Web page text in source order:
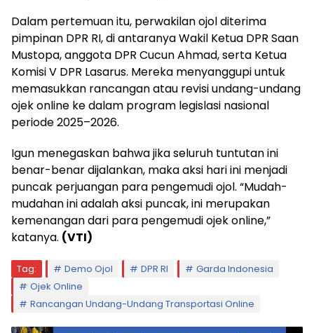
Dalam pertemuan itu, perwakilan ojol diterima
pimpinan DPR RI, di antaranya Wakil Ketua DPR Saan
Mustopa, anggota DPR Cucun Ahmad, serta Ketua
Komisi V DPR Lasarus. Mereka menyanggupi untuk
memasukkan rancangan atau revisi undang-undang
ojek online ke dalam program legislasi nasional
periode 2025–2026.
Igun menegaskan bahwa jika seluruh tuntutan ini
benar-benar dijalankan, maka aksi hari ini menjadi
puncak perjuangan para pengemudi ojol. “Mudah-
mudahan ini adalah aksi puncak, ini merupakan
kemenangan dari para pengemudi ojek online,”
katanya. (VTI)
Tag: Demo Ojol DPR RI
Garda Indonesia
Ojek Online
Rancangan Undang-Undang Transportasi Online